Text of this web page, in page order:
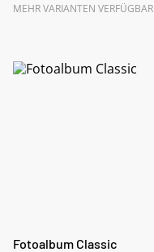
MEHR VARIANTEN VERFÜGBAR
Fotoalbum Classic